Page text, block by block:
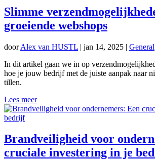
Slimme
groeiende webshops
doorAlex van HUSTL | jan 14, 2025 | General
In dit artikel gaan we in op
hoe je jouw bedrijf met de juiste aanpak naar
tillen.
Lees meer
Brandveiligheid voor
cruciale investering in je